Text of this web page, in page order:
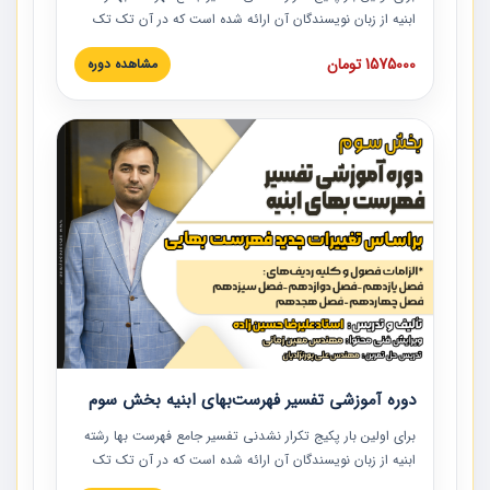
ابنیه از زبان نویسندگان آن ارائه شده است که در آن تک تک
ردیف ها و مطالب فهرست بها تفسیر و ارائه شده است. این
دوره به صورت کامل تصویری بوده و به همراه تصاویر عملیات
دوره با کلام مهندس علیرضاحسین‌زاده مدیر پروژه مهندسی
مشاور در امر بازنگری فهرست بها رشته ابنیه ارائه شده و به تمام
همکارانی که در حوزه صنعت ساخت در حال فعالیت هستند حتما
توصیه می کنیم از مطالب این دوره استفاده نمایند.
1575000 تومان مشاهده دوره
دوره آموزشی تفسیر فهرست‌بهای ابنیه بخش سوم
برای اولین بار پکیج تکرار نشدنی تفسیر جامع فهرست بها رشته
ابنیه از زبان نویسندگان آن ارائه شده است که در آن تک تک
ردیف ها و مطالب فهرست بها تفسیر و ارائه شده است. این